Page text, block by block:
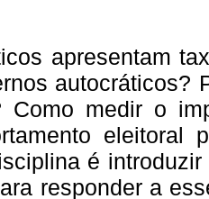
apresentam
autocráticos?
Como medir o
eleitoral
é
responder a